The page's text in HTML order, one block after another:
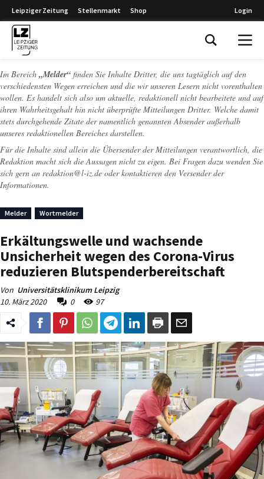
Leipziger Zeitung Stellenmarkt Shop Login
Im Bereich „Melder“ finden Sie Inhalte Dritter, die uns tagtäglich auf den
verschiedensten Wegen erreichen und die wir unseren Lesern nicht vorenthalten
wollen. Es handelt sich also um aktuelle, redaktionell nicht bearbeitete und auf
ihren Wahrheitsgehalt hin nicht überprüfte Mitteilungen Dritter. Welche damit
stets durchgehende Zitate der namentlich genannten Absender außerhalb
unseres redaktionellen Bereiches darstellen.
Für die Inhalte sind allein die Übersender der Mitteilungen verantwortlich, die
Redaktion macht sich die Aussagen nicht zu eigen. Bei Fragen dazu wenden Sie
sich gern an redaktion@l-iz.de oder kontaktieren den Versender der
Informationen.
Melder Wortmelder
Erkältungswelle und wachsende
Unsicherheit wegen des Corona-Virus
reduzieren Blutspenderbereitschaft
Von Universitätsklinikum Leipzig
10. März 2020
0 97